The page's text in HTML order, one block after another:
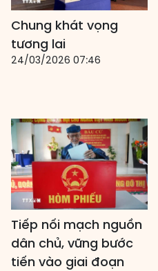
Chung khát vọng
tương lai
24/03/2026 07:46
Tiếp nối mạch nguồn
dân chủ, vững bước
tiến vào giai đoạn